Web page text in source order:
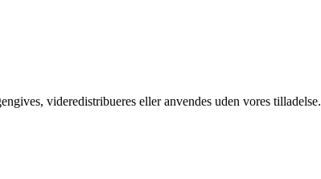
videredistribueres eller anvendes uden vores tilladelse.